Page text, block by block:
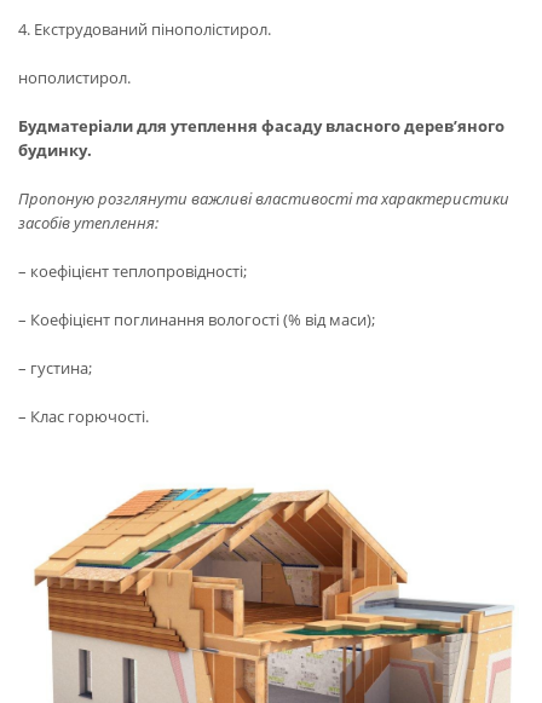
4. Екструдований пінополістирол.
нополистирол.
Будматеріали для утеплення фасаду власного дерев’яного
будинку.
Пропоную розглянути важливі властивості та характеристики
засобів утеплення:
– коефіцієнт теплопровідності;
– Коефіцієнт поглинання вологості (% від маси);
– густина;
– Клас горючості.